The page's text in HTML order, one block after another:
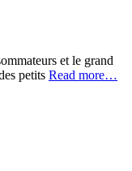
et le grand
petits Read more…